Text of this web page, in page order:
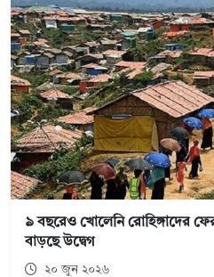
৯ বছরেও খোলেনি রোহিঙ্গাদের
বাড়ছে উদ্বেগ
২০ জুন ২০২৬